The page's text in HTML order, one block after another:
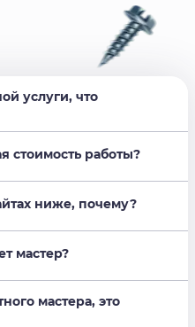
услуги, что
стоимость работы?
ниже, почему?
мастер?
мастера, это